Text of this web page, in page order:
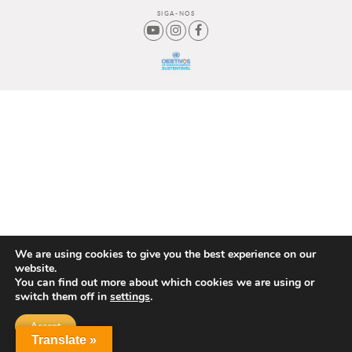
SIGA-NOS
Translate »
We are using cookies to give you the best experience on our
website.
You can find out more about which cookies we are using or
switch them off in settings.
Accept